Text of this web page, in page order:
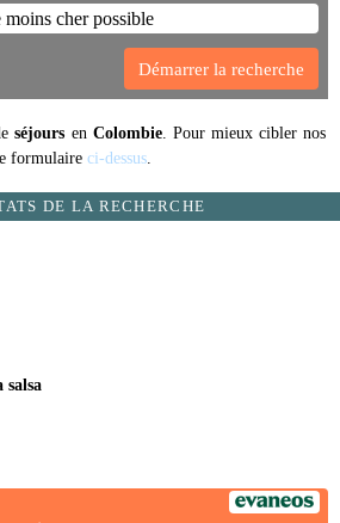
séjours en Colombie. Pour mieux cibler nos
formulaire ci-dessus.
DE LA RECHERCHE
salsa